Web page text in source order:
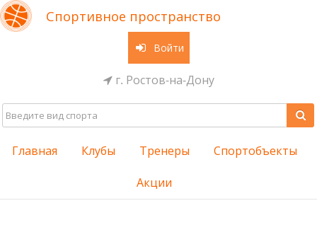
Спортивное пространство
Войти
г. Ростов-на-Дону
Главная Клубы Тренеры Спортобъекты
Акции